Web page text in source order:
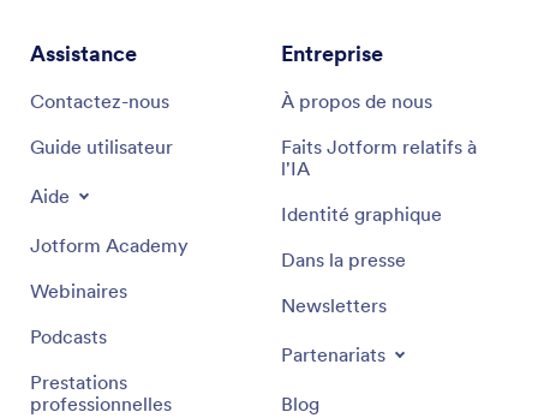
Assistance
Contactez-nous
Guide utilisateur
Aide
Jotform Academy
Webinaires
Podcasts
Prestations
professionnelles
Entreprise
À propos de nous
Faits Jotform relatifs à
l'IA
Identité graphique
Dans la presse
Newsletters
Partenariats
Blog